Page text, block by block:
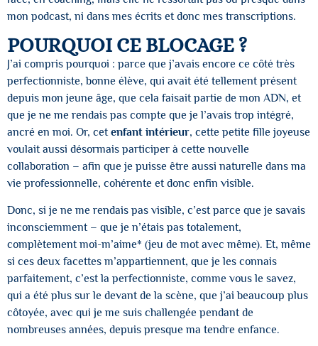
mon podcast, ni dans mes écrits et donc mes transcriptions.
POURQUOI CE BLOCAGE ?
J’ai compris pourquoi : parce que j’avais encore ce côté très
perfectionniste, bonne élève, qui avait été tellement présent
depuis mon jeune âge, que cela faisait partie de mon ADN, et
que je ne me rendais pas compte que je l’avais trop intégré,
ancré en moi. Or, cetenfant intérieur, cette petite fille joyeuse
voulait aussi désormais participer à cette nouvelle
collaboration – afin que je puisse être aussi naturelle dans ma
vie professionnelle, cohérente et donc enfin visible.
Donc, si je ne me rendais pas visible, c’est parce que je savais
inconsciemment – que je n’étais pas totalement,
complètement moi-m’aime* (jeu de mot avec même). Et, même
si ces deux facettes m’appartiennent, que je les connais
parfaitement, c’est la perfectionniste, comme vous le savez,
qui a été plus sur le devant de la scène, que j’ai beaucoup plus
côtoyée, avec qui je me suis challengée pendant de
nombreuses années, depuis presque ma tendre enfance.